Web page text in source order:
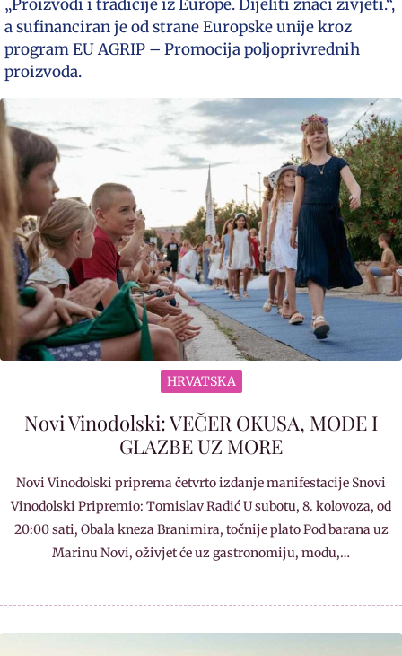
„Proizvodi i tradicije iz Europe. Dijeliti znači živjeti.“,
a sufinanciran je od strane Europske unije kroz
program EU AGRIP – Promocija poljoprivrednih
proizvoda.
HRVATSKA
Novi Vinodolski: VEČER OKUSA, MODE I
GLAZBE UZ MORE
Novi Vinodolski priprema četvrto izdanje manifestacije Snovi
Vinodolski Pripremio: Tomislav Radić U subotu, 8. kolovoza, od
20:00 sati, Obala kneza Branimira, točnije plato Pod barana uz
Marinu Novi, oživjet će uz gastronomiju, modu,…